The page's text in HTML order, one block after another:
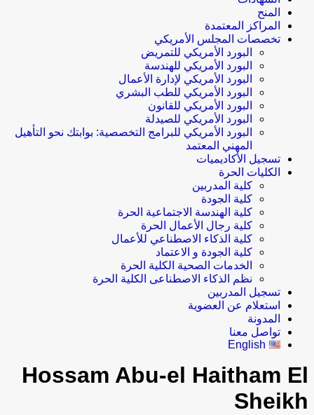
المنح
المراكز المعتمدة
تخصصات المجلس الأمريكي
البورد الأمريكي للتمريض
البورد الأمريكي للهندسة
البورد الأمريكي لإدارة الأعمال
البورد الأمريكي للطب البشري
البورد الأمريكي للقانون
البورد الأمريكي للصيدلة
البورد الأمريكي للبرامج التخصصية: بوابتك نحو التأهيل
المهني المعتمد
تسجيل الأكاديميات
الكليات الحرة
كلية المدربين
كلية الجودة
كلية الهندسة الاجتماعية الحرة
كلية رجال الأعمال الحرة
كلية الذكاء الاصطناعي للأعمال
كلية الجودة و الاعتماد
الخدمات الصحية الكلية الحرة
نظم الذكاء الاصطناعى الكلية الحرة
تسجيل المدربين
استعلام عن العضوية
المدونة
تواصل معنا
English
Hossam Abu-el Haitham El
Sheikh